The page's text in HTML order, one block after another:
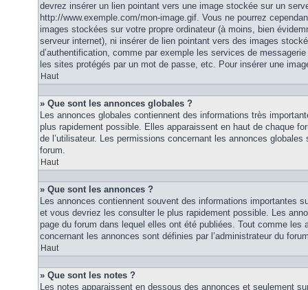
devrez insérer un lien pointant vers une image stockée sur un
http://www.exemple.com/mon-image.gif. Vous ne pourrez
images stockées sur votre propre ordinateur (à moins, bien
serveur internet), ni insérer de lien pointant vers des images
d’authentification, comme par exemple les services de
les sites protégés par un mot de passe, etc. Pour insérer une
Haut
» Que sont les annonces globales ?
Les annonces globales contiennent des informations très
plus rapidement possible. Elles apparaissent en haut de chaque
de l’utilisateur. Les permissions concernant les annonces globales
forum.
Haut
» Que sont les annonces ?
Les annonces contiennent souvent des informations importantes
et vous devriez les consulter le plus rapidement possible. Les
page du forum dans lequel elles ont été publiées. Tout comme les
concernant les annonces sont définies par l’administrateur du
Haut
» Que sont les notes ?
Les notes apparaissent en dessous des annonces et seulement